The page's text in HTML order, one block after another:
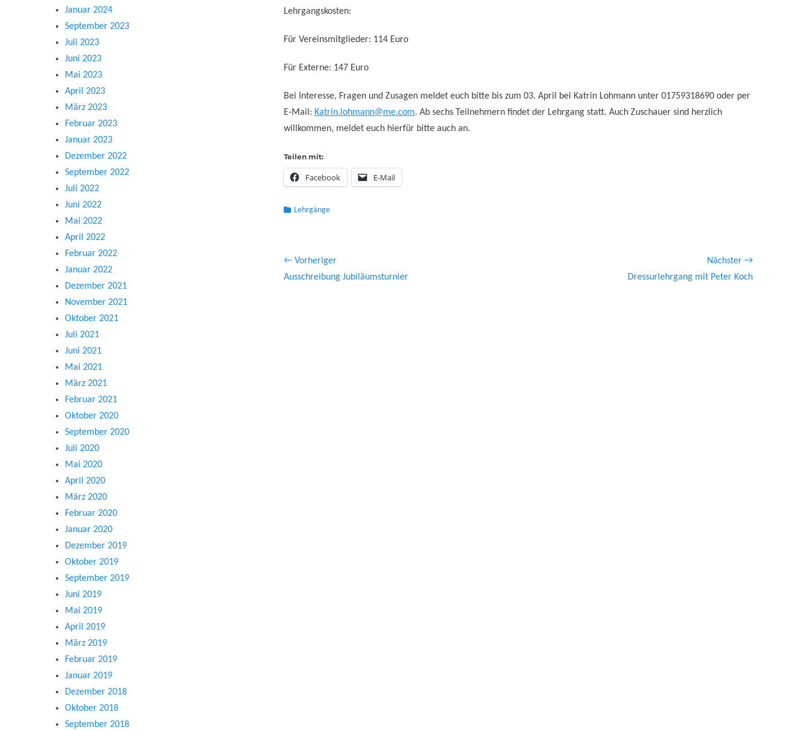
Lehrgangskosten:
Für Vereinsmitglieder: 114 Euro
Für Externe: 147 Euro
Bei Interesse, Fragen und Zusagen meldet euch bitte bis zum 03. April bei Katrin Lohmann unter 01759318690 oder per
E-Mail: Katrin.lohmann@me.com. Ab sechs Teilnehmern findet der Lehrgang statt. Auch Zuschauer sind herzlich
willkommen, meldet euch hierfür bitte auch an.
Teilen mit:
Facebook E-Mail
Kategorien
Lehrgänge
Beitragsnavigation
← Vorheriger
Vorheriger
Ausschreibung Jubiläumsturnier
Nächster →
Dressurlehrgang mit Peter Koch
Januar 2024
September 2023
Juli 2023
Juni 2023
Mai 2023
April 2023
März 2023
Februar 2023
Januar 2023
Dezember 2022
September 2022
Juli 2022
Juni 2022
Mai 2022
April 2022
Februar 2022
Januar 2022
Dezember 2021
November 2021
Oktober 2021
Juli 2021
Juni 2021
Mai 2021
März 2021
Februar 2021
Oktober 2020
September 2020
Juli 2020
Mai 2020
April 2020
März 2020
Februar 2020
Januar 2020
Dezember 2019
Oktober 2019
September 2019
Juni 2019
Mai 2019
April 2019
März 2019
Februar 2019
Januar 2019
Dezember 2018
Oktober 2018
September 2018